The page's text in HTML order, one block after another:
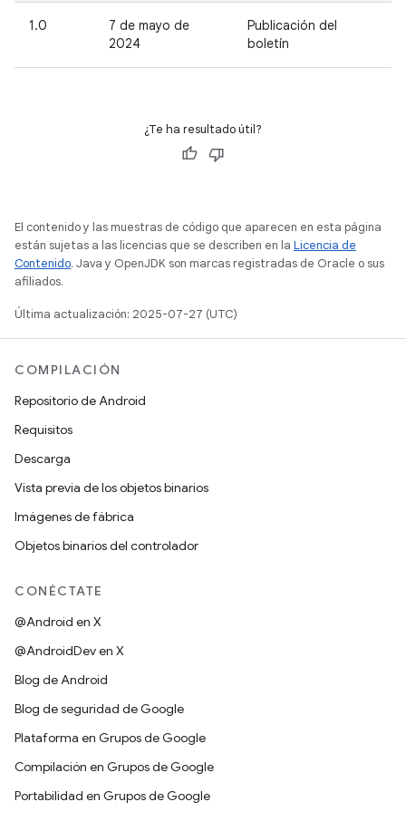
1.0
7 de mayo de
2024
Publicación del
boletín
¿Te ha resultado útil?
El contenido y las muestras de código que aparecen en esta página
están sujetas a las licencias que se describen en la Licencia de
Contenido. Java y OpenJDK son marcas registradas de Oracle o sus
afiliados.
Última actualización: 2025-07-27 (UTC)
COMPILACIÓN
Repositorio de Android
Requisitos
Descarga
Vista previa de los objetos binarios
Imágenes de fábrica
Objetos binarios del controlador
CONÉCTATE
@Android en X
@AndroidDev en X
Blog de Android
Blog de seguridad de Google
Plataforma en Grupos de Google
Compilación en Grupos de Google
Portabilidad en Grupos de Google